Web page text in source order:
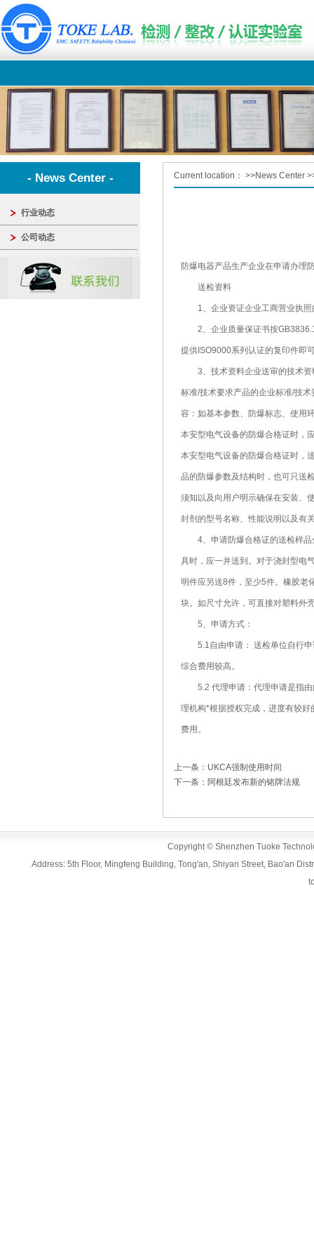
- News Center -
行业动态
公司动态
Current location： >>News Center
防爆电器产品生产企业在申请办理
送检资料
1、企业资证企业工商营业执照
2、企业质量保证书按GB3836.1
提供ISO9000系列认证的复印件即
3、技术资料企业送审的技术资
标准/技术要求产品的企业标准/技
容：如基本参数、防爆标志、使用
本安型电气设备的防爆合格证时，
本安型电气设备的防爆合格证时，
品的防爆参数及结构时，也可只送
须知以及向用户明示确保在安装、
封剂的型号名称、性能说明以及有
4、申请防爆合格证的送检样品
具时，应一并送到。对于浇封型电
明件应另送8件，至少5件。橡胶老
块。如尺寸允许，可直接对塑料外
5、申请方式：
5.1自由申请： 送检单位自行申
综合费用较高。
5.2 代理申请：代理申请是指由
理机构*根据授权完成，进度有较
费用。
上一条：UKCA强制使用时间
下一条：阿根廷发布新的铭牌法规
Copyright © Shenzhen Tuoke
Address: 5th Floor, Mingfeng Building, Tong'an, Shiyan Street, Bao'an